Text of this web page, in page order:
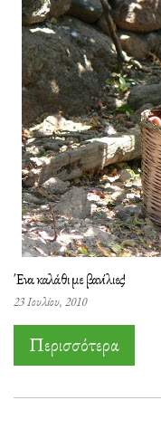
Ένα καλάθι με βανίλιες!
23 Ιουλίου, 2010
Περισσότερα